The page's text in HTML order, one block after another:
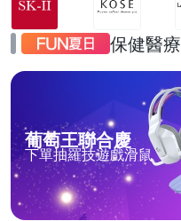
保健醫療
葡萄王聯合慶
下單抽羅技遊戲滑鼠